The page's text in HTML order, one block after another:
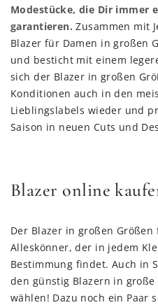
Modestücke, die Dir immer
garantieren. Zusammen mit
Blazer für Damen in großen
und besticht mit einem
sich der Blazer in großen
Konditionen auch in den
Lieblingslabels wieder und
Saison in neuen Cuts und
Blazer online
Der Blazer in großen
Alleskönner, der in jedem
Bestimmung findet. Auch in
den günstig Blazern in große
wählen! Dazu noch ein Paar